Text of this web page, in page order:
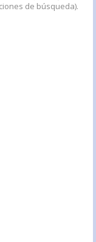
de búsqueda).